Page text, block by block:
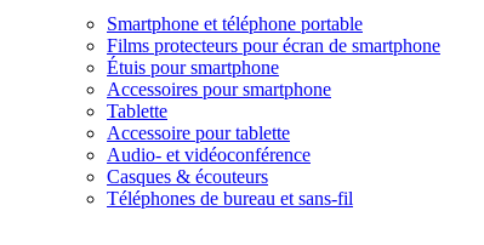
Smartphone et téléphone portable
Films protecteurs pour écran de smartphone
Étuis pour smartphone
Accessoires pour smartphone
Tablette
Accessoire pour tablette
Audio- et vidéoconférence
Casques & écouteurs
Téléphones de bureau et sans-fil